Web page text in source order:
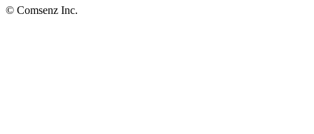
© Comsenz Inc.